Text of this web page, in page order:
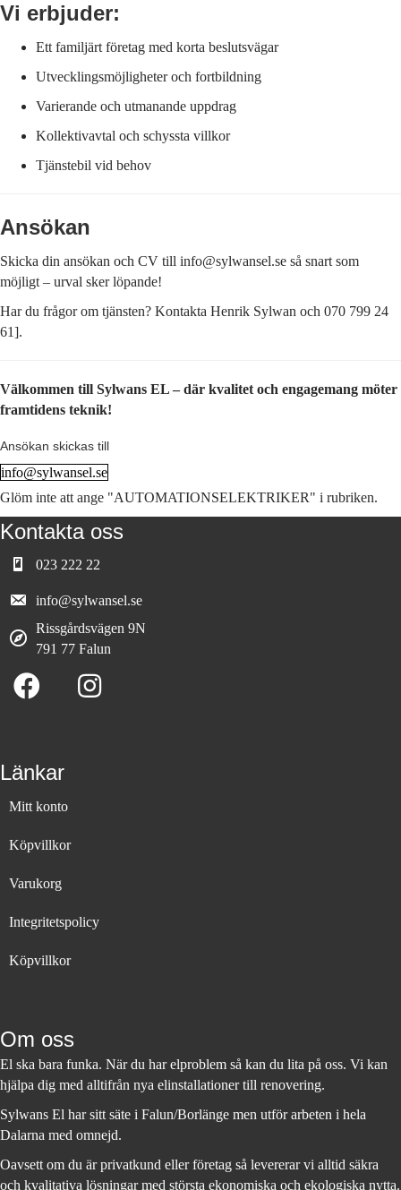
Vi erbjuder:
Ett familjärt företag med korta beslutsvägar
Utvecklingsmöjligheter och fortbildning
Varierande och utmanande uppdrag
Kollektivavtal och schyssta villkor
Tjänstebil vid behov
Ansökan
Skicka din ansökan och CV till info@sylwansel.se så snart som
möjligt – urval sker löpande!
Har du frågor om tjänsten? Kontakta Henrik Sylwan och 070 799 24
61].
Välkommen till Sylwans EL – där kvalitet och engagemang möter
framtidens teknik!
Ansökan skickas till
info@sylwansel.se
Glöm inte att ange "AUTOMATIONSELEKTRIKER" i rubriken.
Kontakta oss
023 222 22
info@sylwansel.se
Rissgårdsvägen 9N
791 77 Falun
Länkar
Mitt konto
Köpvillkor
Varukorg
Integritetspolicy
Köpvillkor
Om oss
El ska bara funka. När du har elproblem så kan du lita på oss. Vi kan
hjälpa dig med alltifrån nya elinstallationer till renovering.
Sylwans El har sitt säte i Falun/Borlänge men utför arbeten i hela
Dalarna med omnejd.
Oavsett om du är privatkund eller företag så levererar vi alltid säkra
och kvalitativa lösningar med största ekonomiska och ekologiska nytta.